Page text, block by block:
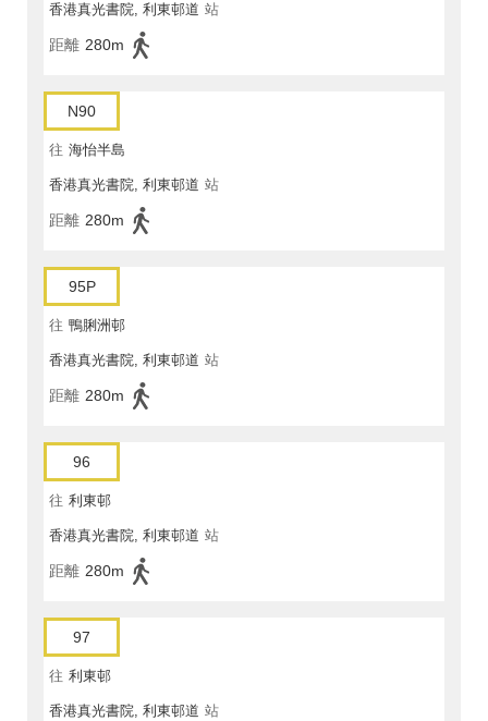
香港真光書院, 利東邨道 站
距離 280m
N90
往 海怡半島
香港真光書院, 利東邨道 站
距離 280m
95P
往 鴨脷洲邨
香港真光書院, 利東邨道 站
距離 280m
96
往 利東邨
香港真光書院, 利東邨道 站
距離 280m
97
往 利東邨
香港真光書院, 利東邨道 站